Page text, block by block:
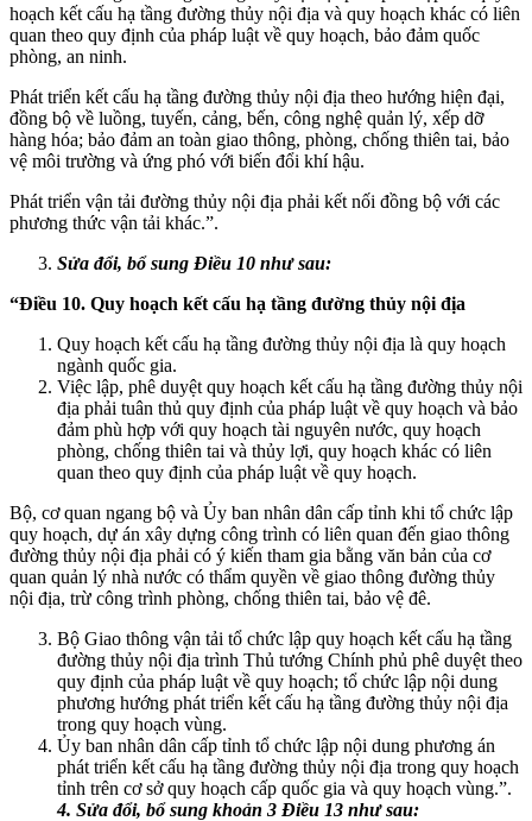
hoạch kết cấu hạ tầng đường thủy nội địa và quy hoạch khác có liên
quan theo quy định của pháp luật về quy hoạch, bảo đảm quốc
phòng, an ninh.
Phát triển kết cấu hạ tầng đường thủy nội địa theo hướng hiện đại,
đồng bộ về luồng, tuyến, cảng, bến, công nghệ quản lý, xếp dỡ
hàng hóa; bảo đảm an toàn giao thông, phòng, chống thiên tai, bảo
vệ môi trường và ứng phó với biến đổi khí hậu.
Phát triển vận tải đường thủy nội địa phải kết nối đồng bộ với các
phương thức vận tải khác.”.
Sửa đổi, bổ sung Điều 10 như sau:
“Điều 10. Quy hoạch kết cấu hạ tầng đường thủy nội địa
Quy hoạch kết cấu hạ tầng đường thủy nội địa là quy hoạch
ngành quốc gia.
Việc lập, phê duyệt quy hoạch kết cấu hạ tầng đường thủy nội
địa phải tuân thủ quy định của pháp luật về quy hoạch và bảo
đảm phù hợp với quy hoạch tài nguyên nước, quy hoạch
phòng, chống thiên tai và thủy lợi, quy hoạch khác có liên
quan theo quy định của pháp luật về quy hoạch.
Bộ, cơ quan ngang bộ và Ủy ban nhân dân cấp tỉnh khi tổ chức lập
quy hoạch, dự án xây dựng công trình có liên quan đến giao thông
đường thủy nội địa phải có ý kiến tham gia bằng văn bản của cơ
quan quản lý nhà nước có thẩm quyền về giao thông đường thủy
nội địa, trừ công trình phòng, chống thiên tai, bảo vệ đê.
Bộ Giao thông vận tải tổ chức lập quy hoạch kết cấu hạ tầng
đường thủy nội địa trình Thủ tướng Chính phủ phê duyệt theo
quy định của pháp luật về quy hoạch; tổ chức lập nội dung
phương hướng phát triển kết cấu hạ tầng đường thủy nội địa
trong quy hoạch vùng.
Ủy ban nhân dân cấp tỉnh tổ chức lập nội dung phương án
phát triển kết cấu hạ tầng đường thủy nội địa trong quy hoạch
tỉnh trên cơ sở quy hoạch cấp quốc gia và quy hoạch vùng.”.
4. Sửa đổi, bổ sung khoản 3 Điều 13 như sau: